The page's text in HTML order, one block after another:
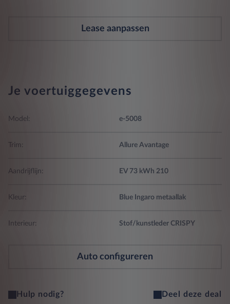
Lease aanpassen
Je voertuiggegevens
Model: e-5008
Trim: Allure Avantage
Aandrijflijn: EV 73 kWh 210
Kleur: Blue Ingaro metaallak
Interieur: Stof/kunstleder CRISPY
Auto configureren
Hulp nodig? Deel deze deal